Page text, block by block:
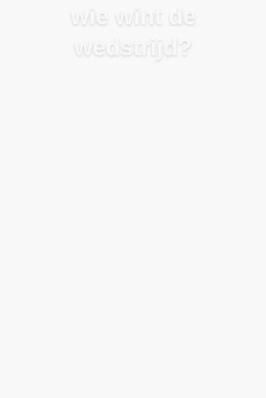
wie wint de
wedstrijd?